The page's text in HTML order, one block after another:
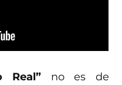
Real” no es de